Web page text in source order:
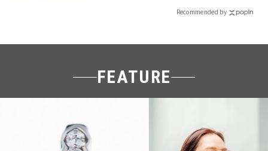
Recommended by
FEATURE